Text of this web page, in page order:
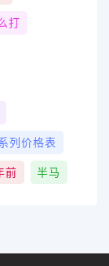
打
列价格表
前 半马